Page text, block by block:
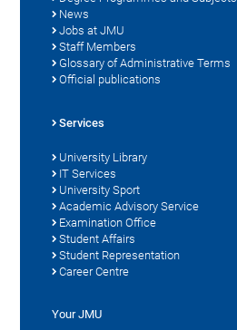
News
Jobs at JMU
Staff Members
Glossary of Administrative Terms
Official publications
Services
University Library
IT Services
University Sport
Academic Advisory Service
Examination Office
Student Affairs
Student Representation
Career Centre
Your JMU